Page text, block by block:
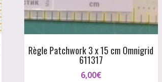
Règle Patchwork 3 x 15 cm Omnigrid
611317
6,00€